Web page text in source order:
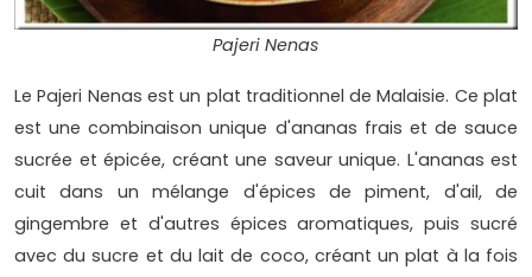
Pajeri Nenas
Le Pajeri Nenas est un plat traditionnel de Malaisie. Ce plat
est une combinaison unique d'ananas frais et de sauce
sucrée et épicée, créant une saveur unique. L'ananas est
cuit dans un mélange d'épices de piment, d'ail, de
gingembre et d'autres épices aromatiques, puis sucré
avec du sucre et du lait de coco, créant un plat à la fois